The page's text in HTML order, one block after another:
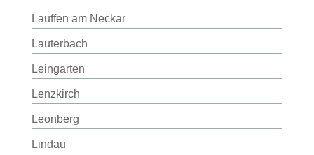
Lauffen am Neckar
Lauterbach
Leingarten
Lenzkirch
Leonberg
Lindau